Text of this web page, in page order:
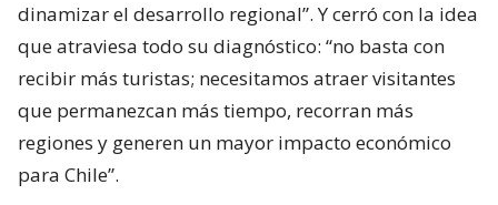
dinamizar el desarrollo regional”. Y cerró con la idea
que atraviesa todo su diagnóstico: “no basta con
recibir más turistas; necesitamos atraer visitantes
que permanezcan más tiempo, recorran más
regiones y generen un mayor impacto económico
para Chile”.